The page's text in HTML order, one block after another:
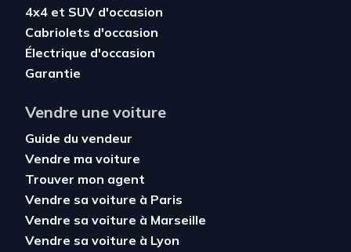
4x4 et SUV d'occasion
Cabriolets d'occasion
Électrique d'occasion
Garantie
Vendre une voiture
Guide du vendeur
Vendre ma voiture
Trouver mon agent
Vendre sa voiture à Paris
Vendre sa voiture à Marseille
Vendre sa voiture à Lyon